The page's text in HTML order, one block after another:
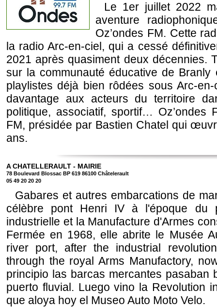
Le 1er juillet 2022
aventure
Oz’ondes FM. Cette
la radio Arc-en-ciel, qui a cessé
2021 après quasiment deux décennies.
sur la communauté éducative de Branly
playlistes déjà bien rôdées sous Arc-en-
davantage aux acteurs du territoire
politique, associatif, sportif… Oz’ondes
FM, présidée par Bastien Chatel qui
ans.
A CHATELLERAULT - MAIRIE
78 Boulevard Blossac BP 619 86100 Châtelerault
05 49 20 20 20
Gabares et autres embarcations de
célèbre pont Henri IV à l'époque du
industrielle et la Manufacture d'Armes
Fermée en 1968, elle abrite le Musée
river port, after the industrial
through the royal Arms Manufactory,
principio las barcas mercantes pasaban
puerto fluvial. Luego vino la Revolution
que aloya hoy el Museo Auto Moto Velo.